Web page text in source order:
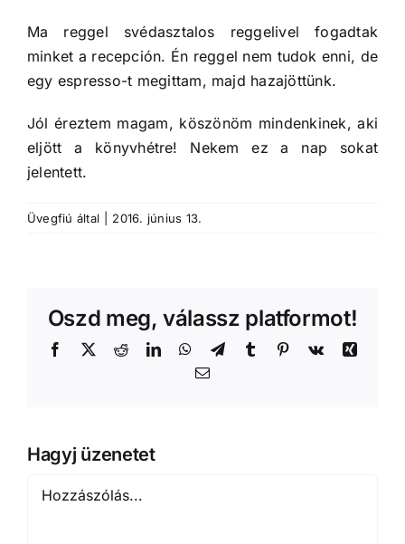
Ma reggel svédasztalos reggelivel fogadtak
minket a recepción. Én reggel nem tudok enni, de
egy espresso-t megittam, majd hazajöttünk.
Jól éreztem magam, köszönöm mindenkinek, aki
eljött a könyvhétre! Nekem ez a nap sokat
jelentett.
Üvegfiú által 2016. június 13.
Oszd meg, válassz platformot!
Facebook
X RedditLinkedInWhatsApp
TelegramTumblr Pinterest
Vk
Xing
Email:
Hagyj üzenetet
Hozzászólás